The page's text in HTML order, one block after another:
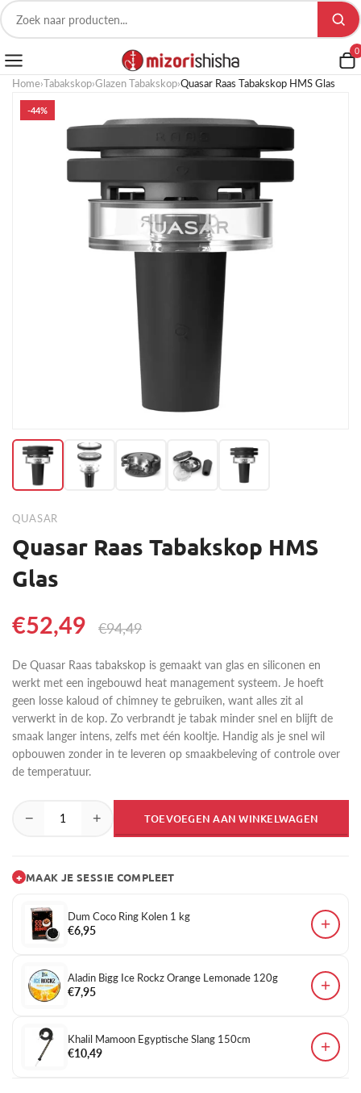
0
Home›Tabakskop›Glazen Tabakskop›Quasar Raas Tabakskop HMS Glas
-44%
QUASAR
Quasar Raas Tabakskop HMS
Glas
€52,49 €94,49
De Quasar Raas tabakskop is gemaakt van glas en siliconen en
werkt met een ingebouwd heat management systeem. Je hoeft
geen losse kaloud of chimney te gebruiken, want alles zit al
verwerkt in de kop. Zo verbrandt je tabak minder snel en blijft de
smaak langer intens, zelfs met één kooltje. Handig als je snel wil
opbouwen zonder in te leveren op smaakbeleving of controle over
de temperatuur.
− + TOEVOEGEN AAN WINKELWAGEN
+ MAAK JE SESSIE COMPLEET
Dum Coco Ring Kolen 1 kg
€6,95
+
Aladin Bigg Ice Rockz Orange Lemonade 120g
€7,95
+
Khalil Mamoon Egyptische Slang 150cm
€10,49
+